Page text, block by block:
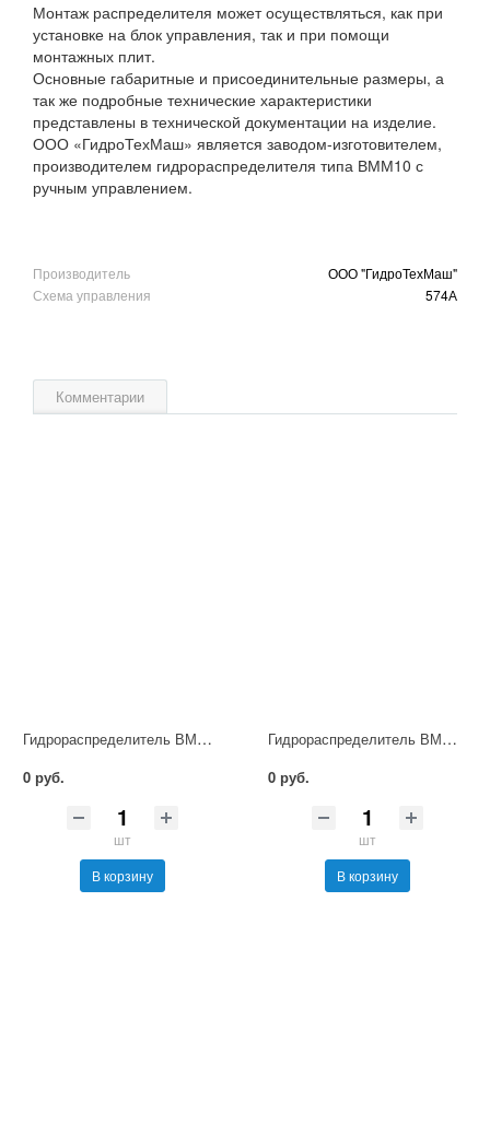
Монтаж распределителя может осуществляться, как при
установке на блок управления, так и при помощи
монтажных плит.
Основные габаритные и присоединительные размеры, а
так же подробные технические характеристики
представлены в технической документации на изделие.
ООО «ГидроТехМаш» является заводом-изготовителем,
производителем гидрораспределителя типа ВММ10 с
ручным управлением.
Производитель
ООО "ГидроТехМаш"
Схема управления
574А
Комментарии
Гидрораспределитель ВММ10.64 УХЛ4
0 руб.
шт
В корзину
Гидрораспределитель ВММ10.44 Ф УХЛ4
0 руб.
шт
В корзину